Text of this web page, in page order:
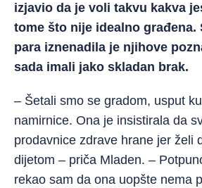
izjavio da je voli takvu kakva
tome što nije idealno građena.
para iznenadila je njihove
sada imali jako skladan brak.
– Šetali smo se gradom, usput
namirnice. Ona je insistirala da
prodavnice zdrave hrane jer želi
dijetom – priča Mladen. –
rekao sam da ona uopšte nema